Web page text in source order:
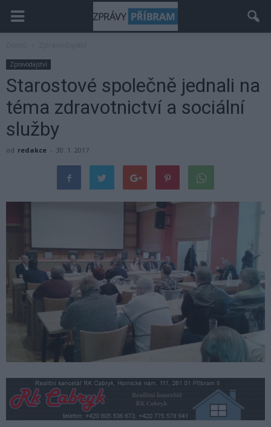
Zpravodajství
Starostové společně jednali na
téma zdravotnictví a sociální
služby
od redakce - 30. 1. 2017